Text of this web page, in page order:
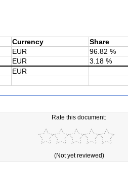
Currency Share
EUR 96.82 %
EUR 3.18 %
EUR
Rate this document:
(Not yet reviewed)